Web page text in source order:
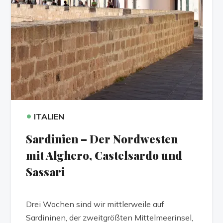
• ITALIEN
Sardinien – Der Nordwesten
mit Alghero, Castelsardo und
Sassari
Drei Wochen sind wir mittlerweile auf
Sardininen, der zweitgrößten Mittelmeerinsel,